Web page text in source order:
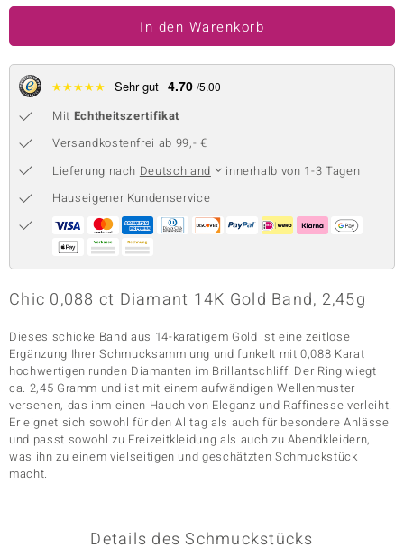
BY DE MELO
Collection
Classics
In den Warenkorb
★★★★★ Sehr gut 4.70 /5.00
Mit Echtheitszertifikat
Versandkostenfrei ab 99,- €
Lieferung nach Deutschland
innerhalb von 1-3 Tagen
Hauseigener Kundenservice
Chic 0,088 ct Diamant 14K Gold Band, 2,45g
Dieses schicke Band aus 14-karätigem Gold ist eine zeitlose
Ergänzung Ihrer Schmucksammlung und funkelt mit 0,088 Karat
hochwertigen runden Diamanten im Brillantschliff. Der Ring wiegt
ca. 2,45 Gramm und ist mit einem aufwändigen Wellenmuster
versehen, das ihm einen Hauch von Eleganz und Raffinesse verleiht.
Er eignet sich sowohl für den Alltag als auch für besondere Anlässe
und passt sowohl zu Freizeitkleidung als auch zu Abendkleidern,
was ihn zu einem vielseitigen und geschätzten Schmuckstück
macht.
Details des Schmuckstücks